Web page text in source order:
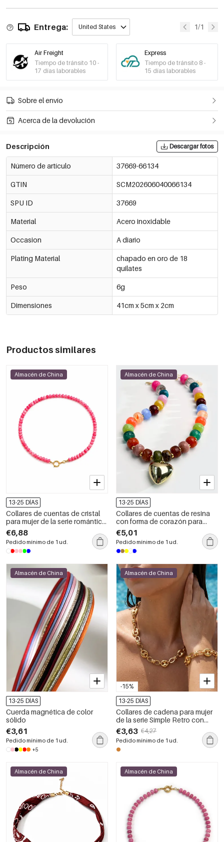
Entrega: United States 1/1
Air Freight
Tiempo de tránsito 10 -
17 días laborables
Express
Tiempo de tránsito 8 -
15 días laborables
Sobre el envío
Acerca de la devolución
Descripción Descargar fotos
Número de artículo 37669-66134
GTIN SCM202606040066134
SPU ID 37669
Material Acero inoxidable
Occasion A diario
Plating Material
chapado en oro de 18
quilates
Peso 6g
Dimensiones 41cm x 5cm x 2cm
Productos similares
Almacén de China
13-25 DÍAS
Collares de cuentas de cristal
para mujer de la serie romántica
Sweet Beads
€6,88
Pedido mínimo de 1 ud.
Almacén de China
13-25 DÍAS
Collares de cuentas de resina
con forma de corazón para
mujer de CCB
€5,01
Pedido mínimo de 1 ud.
Almacén de China
13-25 DÍAS
Cuerda magnética de color
sólido
€3,61
Pedido mínimo de 1 ud.
+5
-15%
Almacén de China
13-25 DÍAS
Collares de cadena para mujer
de la serie Simple Retro con
forma irregular y diseño
patchwork, fabricados en acero
inoxidable resistente al agua y
color dorado.
€3,63 €4,27
Pedido mínimo de 1 ud.
Almacén de China Almacén de China